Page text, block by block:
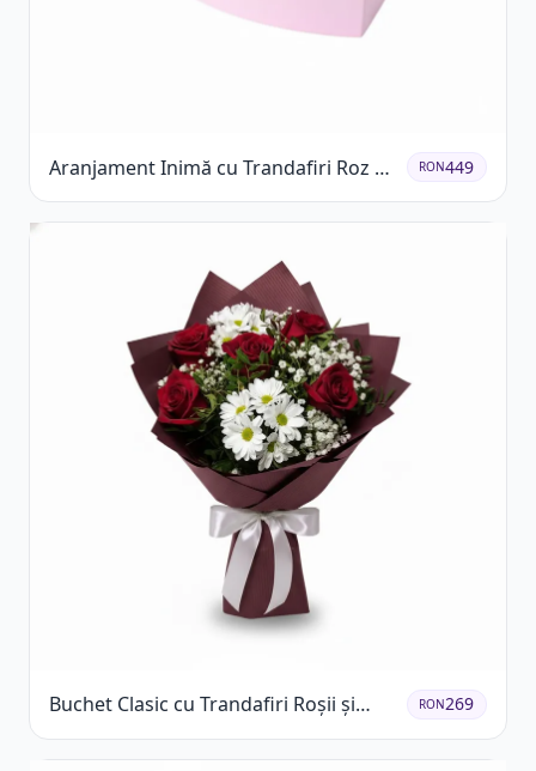
Aranjament Inimă cu Trandafiri Roz și
Gypsophila Albă
RON449
Buchet Clasic cu Trandafiri Roșii și
Crizanteme Albe
RON269